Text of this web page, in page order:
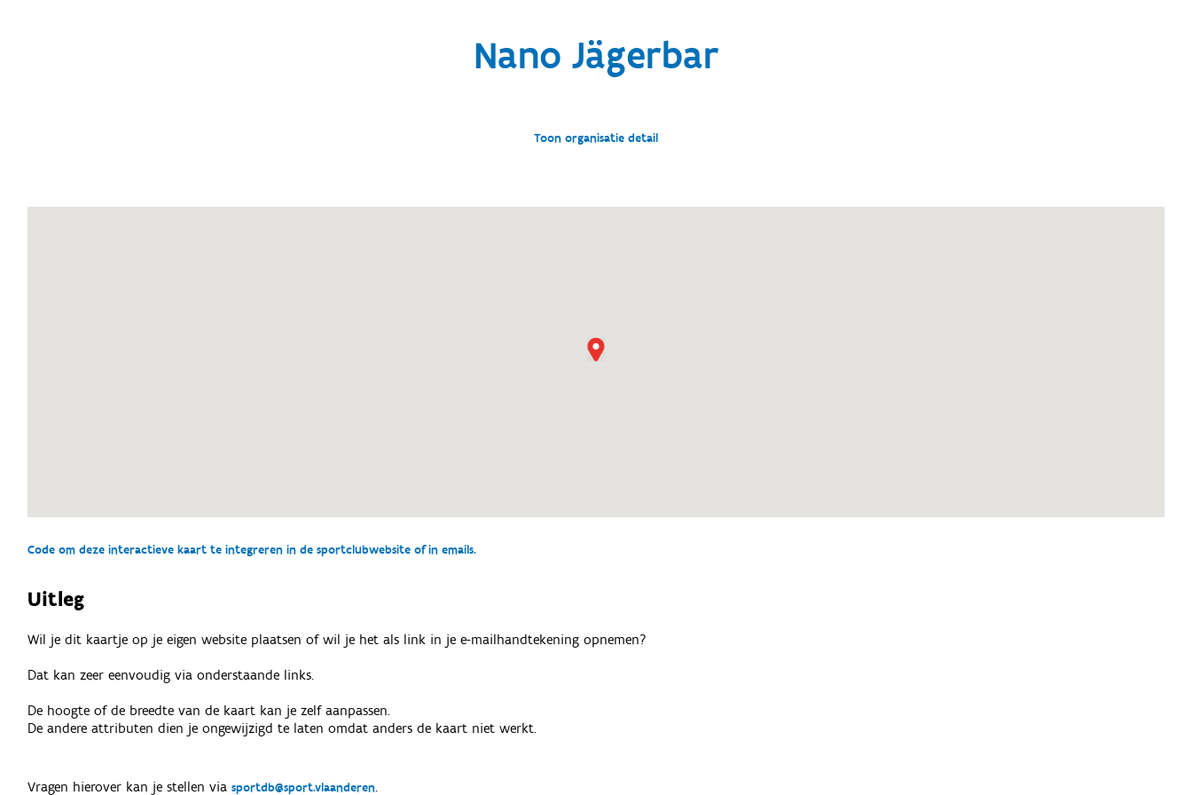
Nano Jägerbar
Toon organisatie detail
Code om deze interactieve kaart te integreren in de sportclubwebsite of in emails.
Uitleg
Wil je dit kaartje op je eigen website plaatsen of wil je het als link in je e-mailhandtekening opnemen?
Dat kan zeer eenvoudig via onderstaande links.
De hoogte of de breedte van de kaart kan je zelf aanpassen.
De andere attributen dien je ongewijzigd te laten omdat anders de kaart niet werkt.
Vragen hierover kan je stellen viasportdb@sport.vlaanderen.